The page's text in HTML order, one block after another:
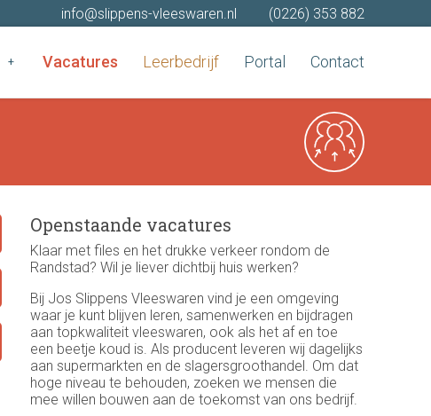
info@slippens-vleeswaren.nl (0226) 353 882
Vacatures Leerbedrijf Portal Contact
Openstaande vacatures
Klaar met files en het drukke verkeer rondom de
Randstad? Wil je liever dichtbij huis werken?
Bij Jos Slippens Vleeswaren vind je een omgeving
waar je kunt blijven leren, samenwerken en bijdragen
aan topkwaliteit vleeswaren, ook als het af en toe
een beetje koud is. Als producent leveren wij dagelijks
aan supermarkten en de slagersgroothandel. Om dat
hoge niveau te behouden, zoeken we mensen die
mee willen bouwen aan de toekomst van ons bedrijf.